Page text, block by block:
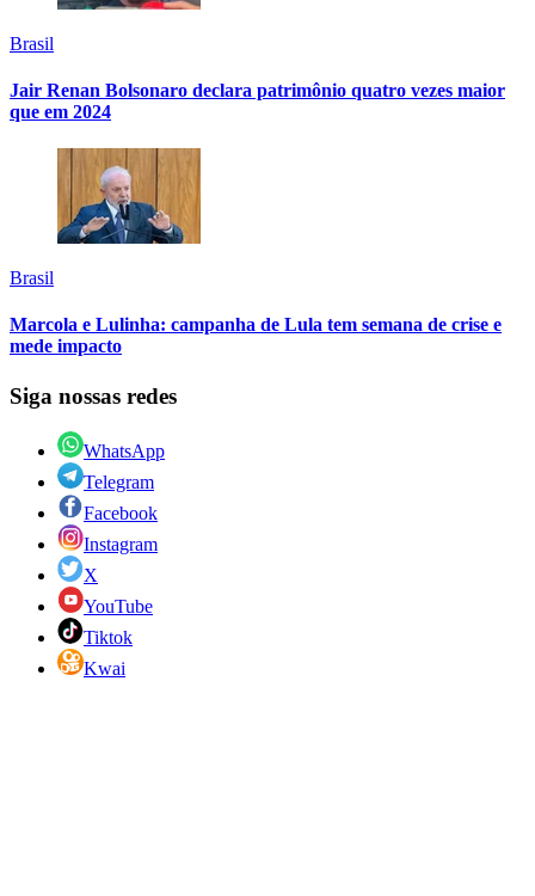
Brasil
Jair Renan Bolsonaro declara patrimônio quatro vezes maior
que em 2024
Brasil
Marcola e Lulinha: campanha de Lula tem semana de crise e
mede impacto
Siga nossas redes
WhatsApp
Telegram
Facebook
Instagram
X
YouTube
Tiktok
Kwai